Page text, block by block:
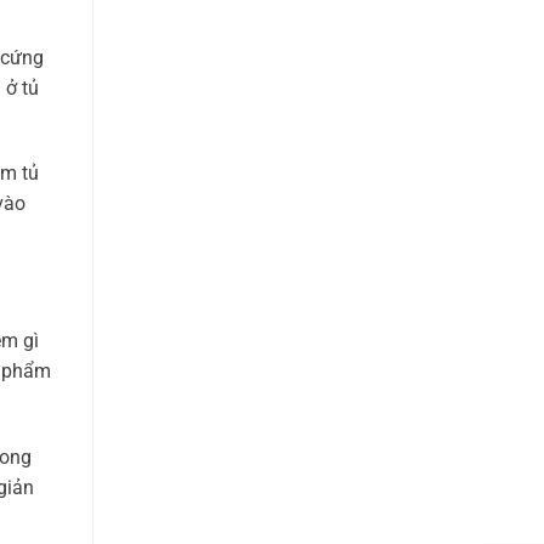
ở tủ
tủ
gì